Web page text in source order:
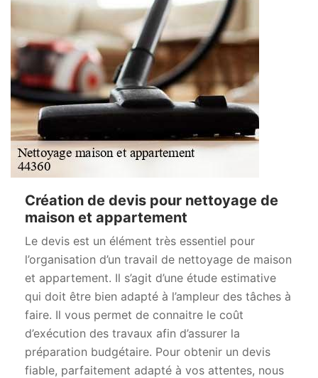
Création de devis pour nettoyage de
maison et appartement
Le devis est un élément très essentiel pour
l’organisation d’un travail de nettoyage de maison
et appartement. Il s’agit d’une étude estimative
qui doit être bien adapté à l’ampleur des tâches à
faire. Il vous permet de connaitre le coût
d’exécution des travaux afin d’assurer la
préparation budgétaire. Pour obtenir un devis
fiable, parfaitement adapté à vos attentes, nous